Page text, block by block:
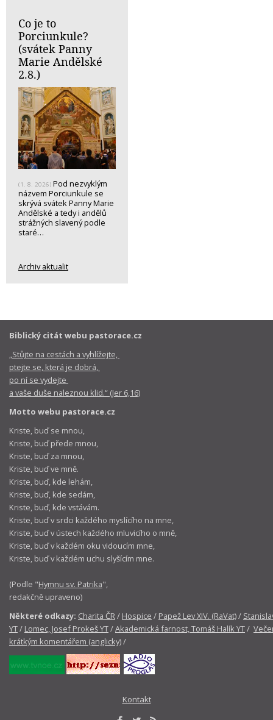
Co je to
Porciunkule?
(svátek Panny
Marie Andělské
2.8.)
(1. 8. 2026) Pod nezvyklým
názvem Porciunkule se
skrývá svátek Panny Marie
Andělské a tedy i andělů
strážných slavený podle
staré…
Archiv aktualit
Biblický citát webu pastorace.cz
„Stůjte na cestách a vyhlížejte,
ptejte se, která je dobrá,
po ní se vydejte
a vaše duše naleznou klid.“ (Jer 6,16)
Motto webu pastorace.cz
Kriste, buď se mnou,
Kriste, buď přede mnou,
Kriste, buď za mnou,
Kriste, buď ve mně.
Kriste, buď, kde lehám,
Kriste, buď, kde sedám,
Kriste, buď, kde vstávám.
Kriste, buď v srdci každého myslícího na mne,
Kriste, buď v ústech každého mluvicího o mně,
Kriste, buď v každém oku vidoucím mne,
Kriste, buď v každém uchu slyšícím mne.
(Podle "Hymnu sv. Patrika",
redakčně upraveno)
Některé odkazy: Charita ČR / Hospice / Papež Lev XIV. (RaVat)/
YT/ Lomec, Josef Prokeš YT/Akademická farnost, Tomáš Halík YT/
krátkým komentářem (anglicky)/
Kontakt